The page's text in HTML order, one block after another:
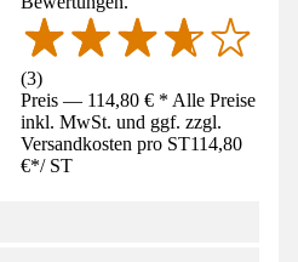
(3)
Preis — 114,80 € * Alle Preise
inkl. MwSt. und ggf. zzgl.
Versandkosten pro ST114,80
€*/ ST